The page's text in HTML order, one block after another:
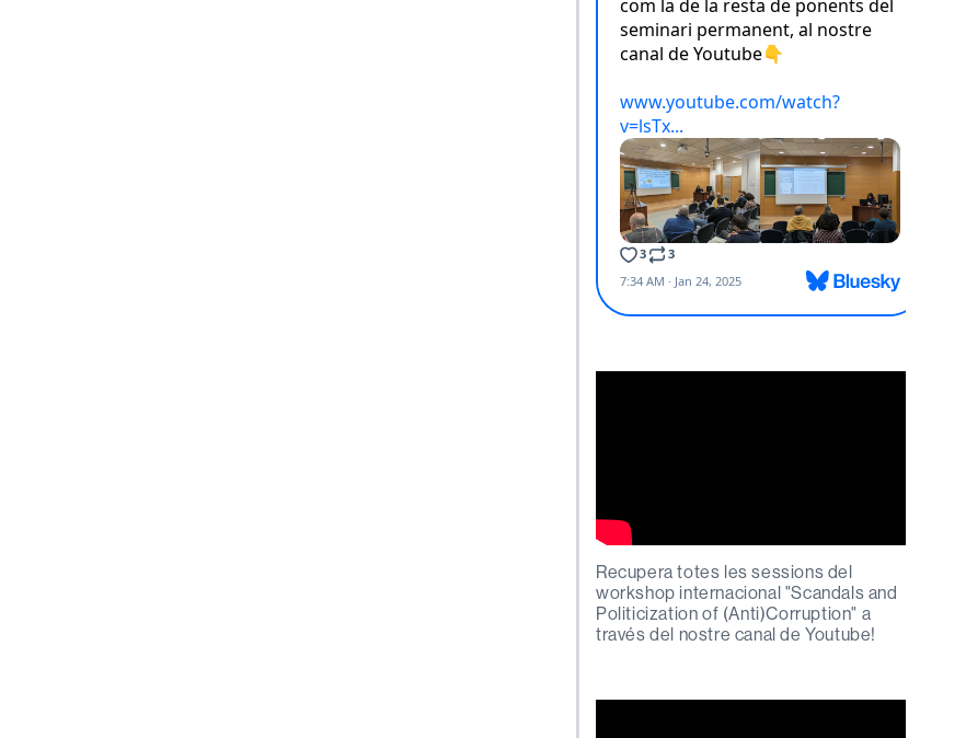
Recupera totes les sessions del
workshop internacional "Scandals and
Politicization of (Anti)Corruption" a
través del nostre canal de Youtube!